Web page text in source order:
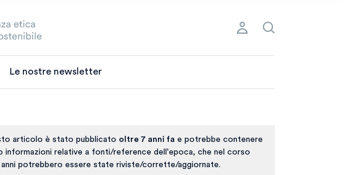
Le nostre newsletter
articolo è stato pubblicato oltre 7 anni fa e potrebbe contenere
informazioni relative a fonti/reference dell'epoca, che nel corso
anni potrebbero essere state riviste/corrette/aggiornate.